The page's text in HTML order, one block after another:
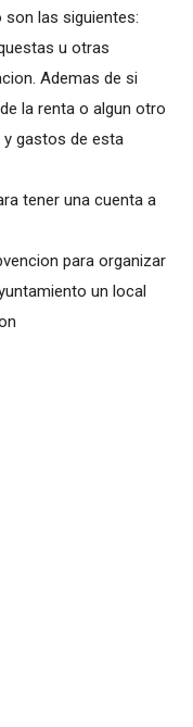
las siguientes:
u otras
Ademas de si
la renta o algun otro
gastos de esta
tener una cuenta a
para organizar
un local